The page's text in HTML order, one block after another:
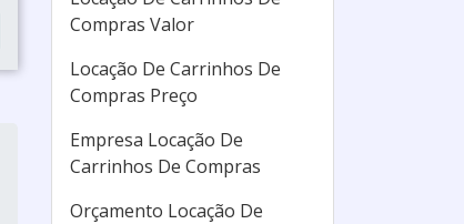
Compras Valor
Locação De Carrinhos De
Compras Preço
Empresa Locação De
Carrinhos De Compras
Orçamento Locação De